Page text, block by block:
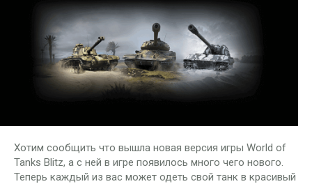
Хотим сообщить что вышла новая версия игры World of
Tanks Blitz, а с ней в игре появилось много чего нового.
Теперь каждый из вас может одеть свой танк в красивый